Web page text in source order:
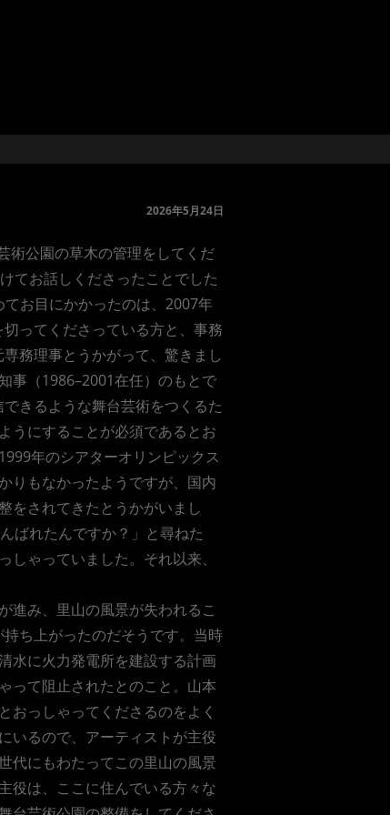
2026年5月24日
術公園の草木の管理をしてくだ
てお話しくださったことでした
てお目にかかったのは、2007年
ってくださっている方と、事務
務理事とうかがって、驚きまし
事（1986–2001在任）のもとで
きるような舞台芸術をつくるた
うにすることが必須であるとお
年のシアターオリンピックス
りもなかったようですが、国内
をされてきたとうかがいまし
ばれたんですか？」と尋ねた
ゃっていました。それ以来、
進み、里山の風景が失われるこ
ち上がったのだそうです。当時
水に火力発電所を建設する計画
って阻止されたとのこと。山本
おっしゃってくださるのをよく
いるので、アーティストが主役
代にもわたってこの里山の風景
役は、ここに住んでいる方々な